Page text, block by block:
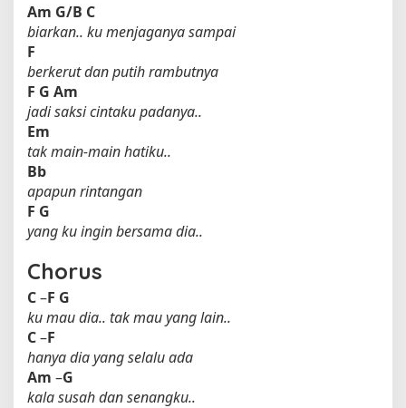
Am G/B C
biarkan.. ku menjaganya sampai
F
berkerut dan putih rambutnya
F G Am
jadi saksi cintaku padanya..
Em
tak main-main hatiku..
Bb
apapun rintangan
F G
yang ku ingin bersama dia..
Chorus
C–F G
ku mau dia.. tak mau yang lain..
C–F
hanya dia yang selalu ada
Am –G
kala susah dan senangku..